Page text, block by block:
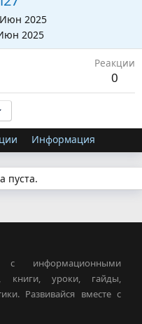
2025
2025
Реакции
0
Информация
пуста.
с информационными
книги, уроки, гайды,
Развивайся вместе с